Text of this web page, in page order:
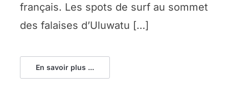
français. Les spots de surf au sommet
des falaises d’Uluwatu […]
En savoir plus ...